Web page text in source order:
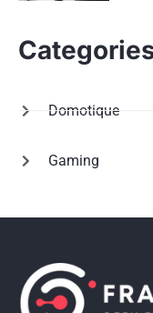
Domotique
Gaming